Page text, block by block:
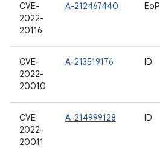
CVE-
2022-
20116
A-212467440 EoP
CVE-
2022-
20010
A-213519176 ID
CVE-
2022-
20011
A-214999128 ID